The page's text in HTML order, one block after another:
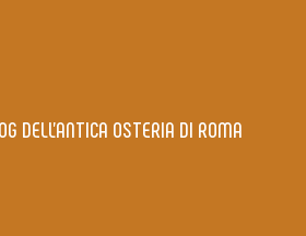
DELL’ANTICA OSTERIA DI ROMA